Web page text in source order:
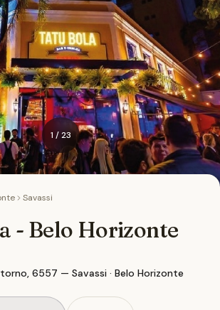
1 /23
Savassi
- Belo Horizonte
6557 — Savassi · Belo Horizonte